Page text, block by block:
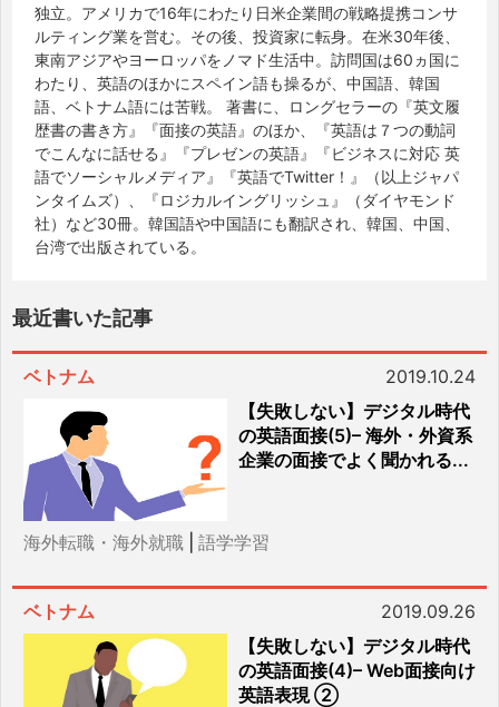
独立。アメリカで16年にわたり日米企業間の戦略提携コンサ
ルティング業を営む。その後、投資家に転身。在米30年後、
東南アジアやヨーロッパをノマド生活中。訪問国は60ヵ国に
わたり、英語のほかにスペイン語も操るが、中国語、韓国
語、ベトナム語には苦戦。 著書に、ロングセラーの『英文履
歴書の書き方』『面接の英語』のほか、『英語は７つの動詞
でこんなに話せる』『プレゼンの英語』『ビジネスに対応 英
語でソーシャルメディア』『英語でTwitter！』（以上ジャパ
ンタイムズ）、『ロジカルイングリッシュ』（ダイヤモンド
社）など30冊。韓国語や中国語にも翻訳され、韓国、中国、
台湾で出版されている。
最近書いた記事
ベトナム
2019.10.24
【失敗しない】デジタル時代
の英語面接(5)– 海外・外資系
企業の面接でよく聞かれる...
海外転職・海外就職 語学学習
ベトナム
2019.09.26
【失敗しない】デジタル時代
の英語面接(4)– Web面接向け
英語表現 ②